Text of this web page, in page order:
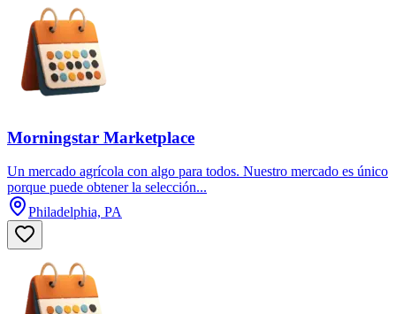
Morningstar Marketplace
Un mercado agrícola con algo para todos. Nuestro mercado es único
porque puede obtener la selección...
Philadelphia, PA